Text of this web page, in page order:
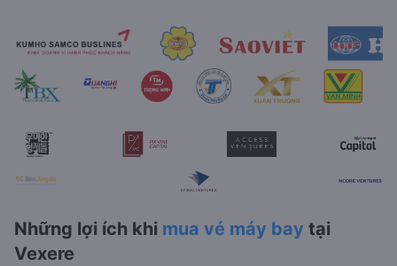
Những lợi ích khi mua vé máy bay tại
Vexere